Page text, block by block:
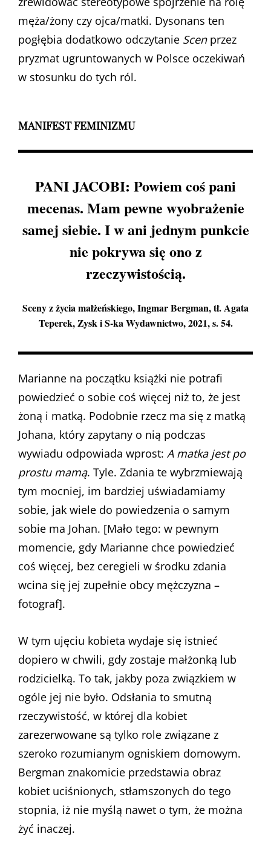
męża/żony czy ojca/matki. Dysonans ten
pogłębia dodatkowo odczytanie Scen przez
pryzmat ugruntowanych w Polsce oczekiwań
w stosunku do tych ról.
MANIFEST FEMINIZMU
PANI JACOBI: Powiem coś pani
mecenas. Mam pewne wyobrażenie
samej siebie. I w ani jednym punkcie
nie pokrywa się ono z
rzeczywistością.
Sceny z życia małżeńskiego, Ingmar Bergman, tł. Agata
Teperek, Zysk i S-ka Wydawnictwo, 2021, s. 54.
Marianne na początku książki nie potrafi
powiedzieć o sobie coś więcej niż to, że jest
żoną i matką. Podobnie rzecz ma się z matką
Johana, który zapytany o nią podczas
wywiadu odpowiada wprost: A matka jest po
prostu mamą. Tyle. Zdania te wybrzmiewają
tym mocniej, im bardziej uświadamiamy
sobie, jak wiele do powiedzenia o samym
sobie ma Johan. [Mało tego: w pewnym
momencie, gdy Marianne chce powiedzieć
coś więcej, bez ceregieli w środku zdania
wcina się jej zupełnie obcy mężczyzna –
fotograf].
W tym ujęciu kobieta wydaje się istnieć
dopiero w chwili, gdy zostaje małżonką lub
rodzicielką. To tak, jakby poza związkiem w
ogóle jej nie było. Odsłania to smutną
rzeczywistość, w której dla kobiet
zarezerwowane są tylko role związane z
szeroko rozumianym ogniskiem domowym.
Bergman znakomicie przedstawia obraz
kobiet uciśnionych, stłamszonych do tego
stopnia, iż nie myślą nawet o tym, że można
żyć inaczej.